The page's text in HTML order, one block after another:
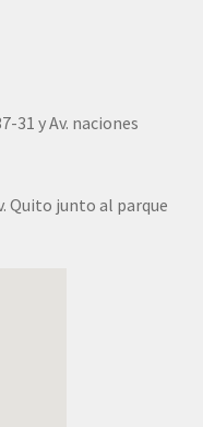
31 y Av. naciones
Quito junto al parque